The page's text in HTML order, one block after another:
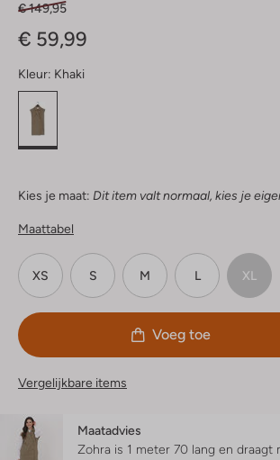
€ 149,95
€ 59,99
Kleur: Khaki
Kies je maat: Dit item valt normaal, kies je
Maattabel
XS S M L XL
Voeg toe
Vergelijkbare items
Maatadvies
Zohra is 1 meter 70 lang en draagt